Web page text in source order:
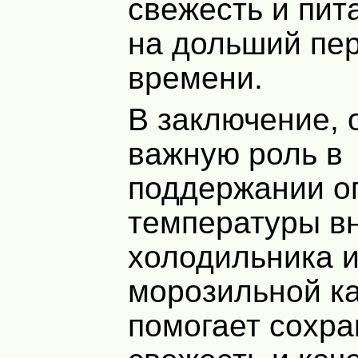
свежесть и
на дольший
времени.
В заключение,
важную роль в
поддержании
температуры
холодильника
морозильной
помогает